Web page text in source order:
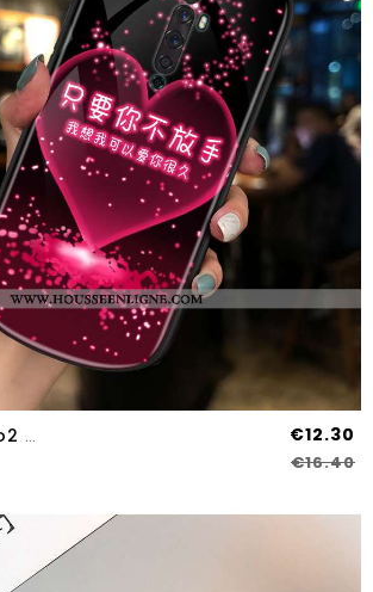
Étui Oppo Reno2 Z Tendance Verre Net Rouge Personnalité Rond Téléphone Portable Rouge €12.30
€16.40